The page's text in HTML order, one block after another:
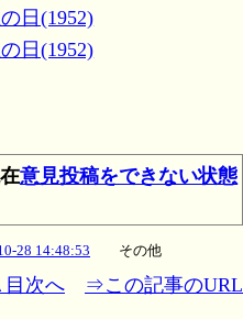
日(1952)
日(1952)
意見投稿をできない状態
28 14:48:53 その他
次へ
⇒この記事のURL